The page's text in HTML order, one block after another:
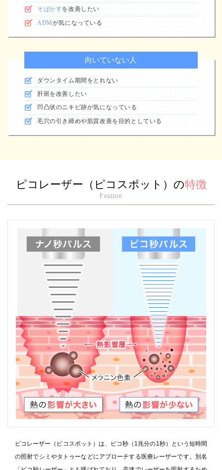
そばかすを改善したい
ADMが気になっている
向いていない人
ダウンタイム期間をとれない
肝斑を改善したい
凹凸状のニキビ跡が気になっている
毛穴の引き締めや肌質改善を目的としている
ピコレーザー（ピコスポット）の特徴
Feature
ピコレーザー（ピコスポット）は、ピコ秒（1兆分の1秒）という短時間
の照射でシミやタトゥーなどにアプローチする医療レーザーです。別名